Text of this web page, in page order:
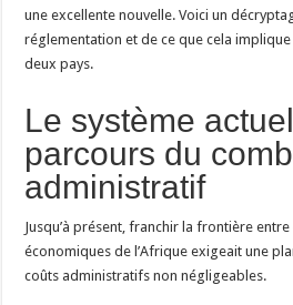
une excellente nouvelle. Voici un
réglementation et de ce que cela
deux pays.
Le système
parcours du
administratif
Jusqu’à présent, franchir la frontière
économiques de l’Afrique exigeait une
coûts administratifs non négligeables.